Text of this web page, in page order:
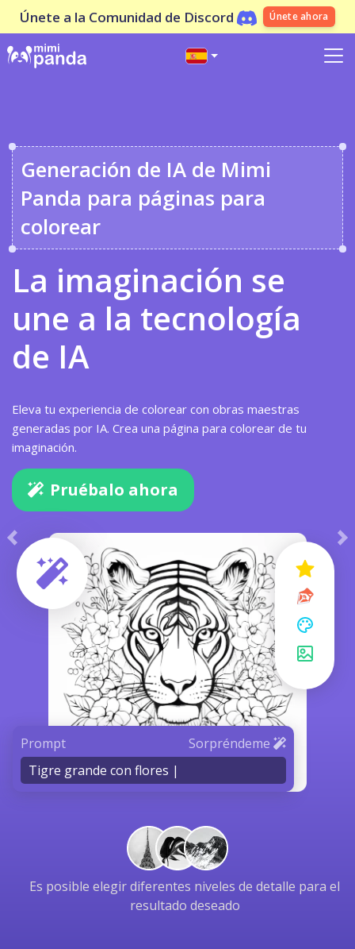
Únete a la Comunidad de Discord Únete ahora
Generación de IA de Mimi
Panda para páginas para
colorear
La imaginación se
une a la tecnología
de IA
Eleva tu experiencia de colorear con obras maestras
generadas por IA. Crea una página para colorear de tu
imaginación.
Pruébalo ahora
Prompt
Sorpréndeme
Tigre grande con flores |
Es posible elegir diferentes niveles de detalle para el
resultado deseado